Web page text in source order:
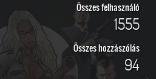
Összes felhasználó
1555
Összes hozzászólás
94